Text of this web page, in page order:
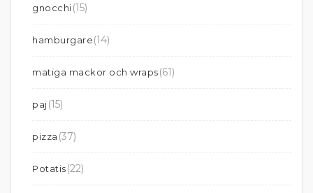
gnocchi(15)
hamburgare(14)
matiga mackor och wraps(61)
paj(15)
pizza (37)
Potatis(22)